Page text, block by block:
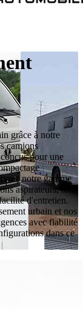
grâce à notre
camions
pour une
notre gamme
aspirateurs, tous
d'entretien.
urbain et nos
avec fiabilité
dans ce